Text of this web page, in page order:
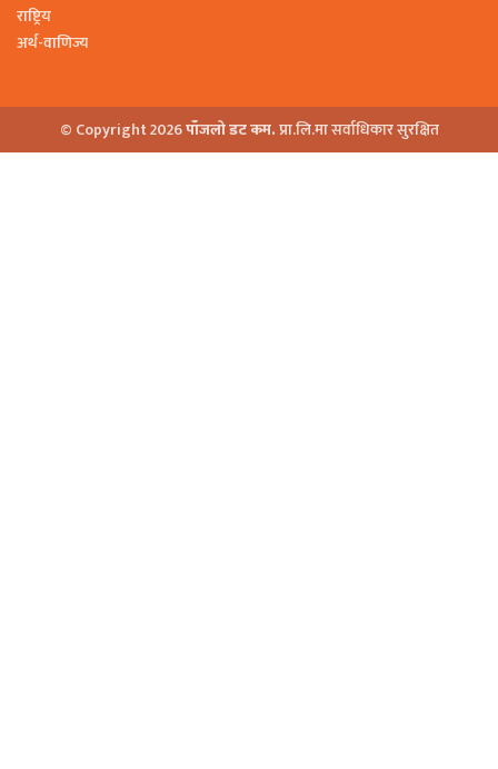
राष्ट्रिय
अर्थ-वाणिज्य
© Copyright 2026पाँजलो डट कम.प्रा.लि.मा सर्वाधिकार सुरक्षित